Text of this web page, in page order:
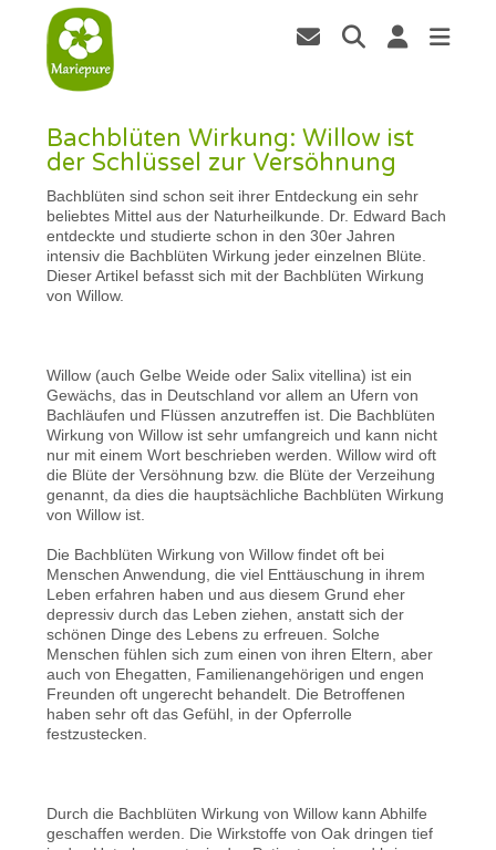
Bachblüten Wirkung: Willow ist
der Schlüssel zur Versöhnung
Bachblüten sind schon seit ihrer Entdeckung ein sehr
beliebtes Mittel aus der Naturheilkunde. Dr. Edward Bach
entdeckte und studierte schon in den 30er Jahren
intensiv die Bachblüten Wirkung jeder einzelnen Blüte.
Dieser Artikel befasst sich mit der Bachblüten Wirkung
von Willow.
Willow (auch Gelbe Weide oder Salix vitellina) ist ein
Gewächs, das in Deutschland vor allem an Ufern von
Bachläufen und Flüssen anzutreffen ist. Die Bachblüten
Wirkung von Willow ist sehr umfangreich und kann nicht
nur mit einem Wort beschrieben werden. Willow wird oft
die Blüte der Versöhnung bzw. die Blüte der Verzeihung
genannt, da dies die hauptsächliche Bachblüten Wirkung
von Willow ist.
Die Bachblüten Wirkung von Willow findet oft bei
Menschen Anwendung, die viel Enttäuschung in ihrem
Leben erfahren haben und aus diesem Grund eher
depressiv durch das Leben ziehen, anstatt sich der
schönen Dinge des Lebens zu erfreuen. Solche
Menschen fühlen sich zum einen von ihren Eltern, aber
auch von Ehegatten, Familienangehörigen und engen
Freunden oft ungerecht behandelt. Die Betroffenen
haben sehr oft das Gefühl, in der Opferrolle
festzustecken.
Durch die Bachblüten Wirkung von Willow kann Abhilfe
geschaffen werden. Die Wirkstoffe von Oak dringen tief